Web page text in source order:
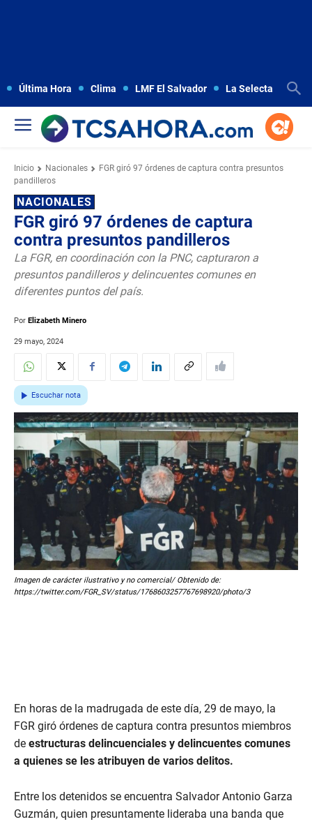
Última Hora Clima LMF El Salvador La Selecta
Inicio Nacionales
FGR giró 97 órdenes de captura contra presuntos
pandilleros
NACIONALES
FGR giró 97 órdenes de captura
contra presuntos pandilleros
La FGR, en coordinación con la PNC, capturaron a
presuntos pandilleros y delincuentes comunes en
diferentes puntos del país.
Por Elizabeth Minero
29 mayo, 2024
Escuchar nota
Imagen de carácter ilustrativo y no comercial/ Obtenido de:
https://twitter.com/FGR_SV/status/1768603257767698920/photo/3
En horas de la madrugada de este día, 29 de mayo, la
FGR giró órdenes de captura contra presuntos miembros
de estructuras delincuenciales y delincuentes comunes
a quienes se les atribuyen de varios delitos.
Entre los detenidos se encuentra Salvador Antonio Garza
Guzmán, quien presuntamente lideraba una banda que